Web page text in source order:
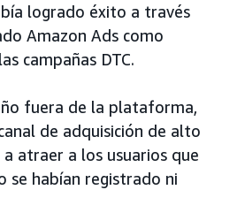
logrado éxito a través
Amazon Ads como
campañas DTC.
fuera de la plataforma,
de adquisición de alto
atraer a los usuarios que
se habían registrado ni